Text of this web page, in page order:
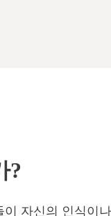
?
자신의 인식이